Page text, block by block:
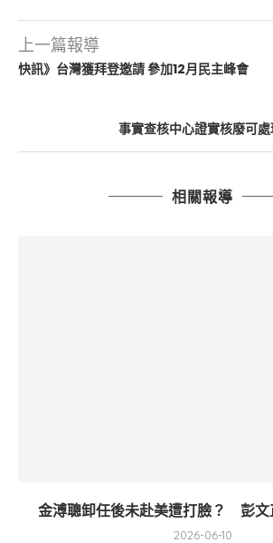
上一篇報導
快訊》台灣獲拜登邀請 參加12月民主峰會
事實查核中心證實核廢可
相關報導
金溥聰卸任後未赴美遭打臉？ 彭文
2026-06-10